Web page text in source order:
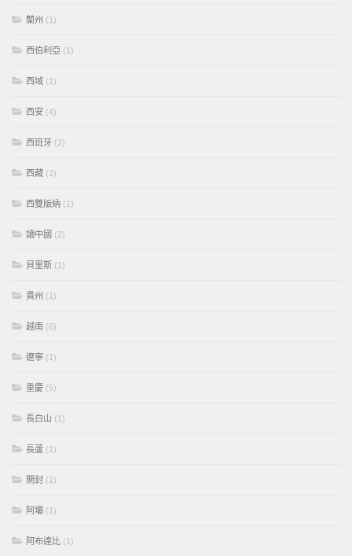
蘭州 (1)
西伯利亞 (1)
西域 (1)
西安 (4)
西班牙 (2)
西藏 (2)
西雙版納 (1)
讀中國 (2)
貝里斯 (1)
貴州 (1)
越南 (6)
遼寧 (1)
重慶 (5)
長白山 (1)
長蘆 (1)
開封 (1)
阿壩 (1)
阿布達比 (1)